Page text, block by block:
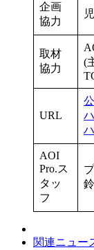
企画
協力
取材
協力
(
URL
AOI
Pro.ス
タッ
フ
関連ニュー